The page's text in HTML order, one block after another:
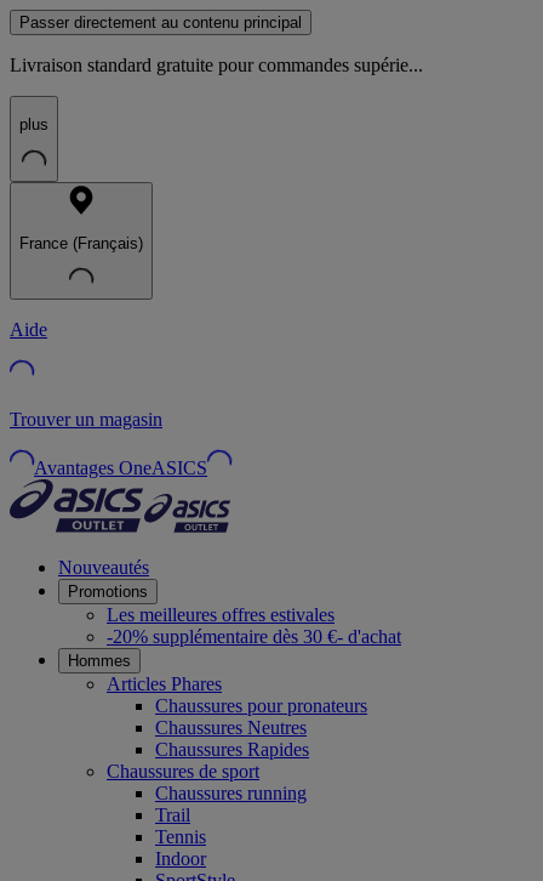
Passer directement au contenu principal
Livraison standard gratuite pour commandes supérie...
plus
France (Français)
Aide
Trouver un magasin
Avantages OneASICS
Nouveautés
Promotions
Les meilleures offres estivales
-20% supplémentaire dès 30 €- d'achat
Hommes
Articles Phares
Chaussures pour pronateurs
Chaussures Neutres
Chaussures Rapides
Chaussures de sport
Chaussures running
Trail
Tennis
Indoor